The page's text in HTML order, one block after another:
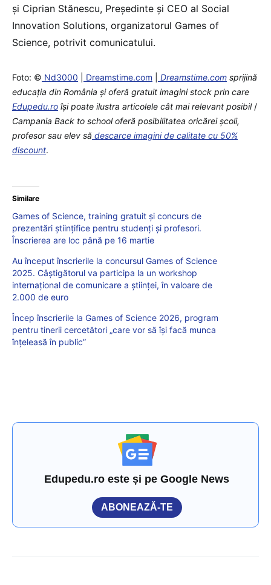
şi Ciprian Stănescu, Preşedinte şi CEO al Social
Innovation Solutions, organizatorul Games of
Science, potrivit comunicatului.
Foto: © Nd3000 Dreamstime.com Dreamstime.com sprijină
educaţia din România şi oferă gratuit imagini stock prin care
Edupedu.ro îşi poate ilustra articolele cât mai relevant posibil/
Campania Back to school oferă posibilitatea oricărei școli,
profesor sau elev să descarce imagini de calitate cu 50%
discount.
Similare
Games of Science, training gratuit și concurs de
prezentări științifice pentru studenți și profesori.
Înscrierea are loc până pe 16 martie
Au început înscrierile la concursul Games of Science
2025. Câștigătorul va participa la un workshop
internațional de comunicare a științei, în valoare de
2.000 de euro
Încep înscrierile la Games of Science 2026, program
pentru tinerii cercetători „care vor să își facă munca
înțeleasă în public”
Edupedu.ro este și pe Google News
ABONEAZĂ-TE